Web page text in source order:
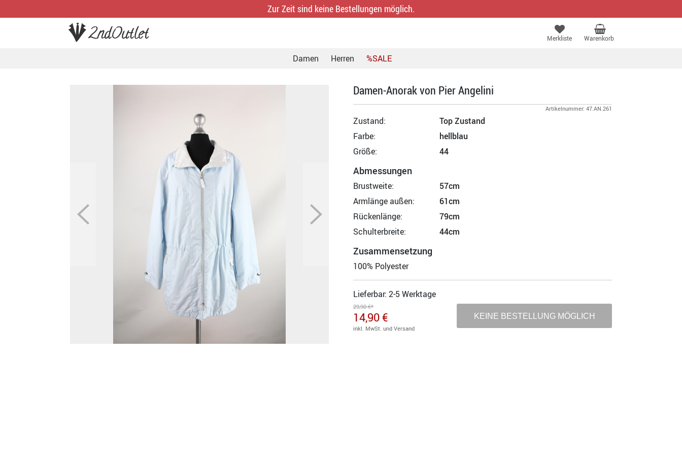
Zur Zeit sind keine Bestellungen möglich.
Merkliste Warenkorb
Damen Herren %SALE
Damen-Anorak von Pier Angelini
Artikelnummer: 47.AN.261
Zustand:
Top Zustand
Farbe:
hellblau
Größe:
44
Abmessungen
Brustweite:
57cm
Armlänge außen:
61cm
Rückenlänge:
79cm
Schulterbreite:
44cm
Zusammensetzung
100% Polyester
Lieferbar: 2-5 Werktage
29,90 €*
14,90 €
inkl. MwSt. und Versand
KEINE BESTELLUNG MÖGLICH